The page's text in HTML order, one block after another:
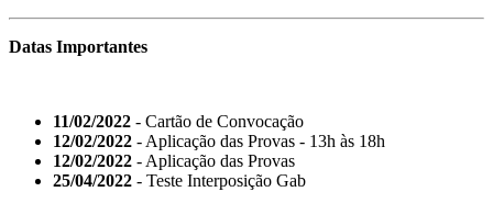
Datas Importantes
11/02/2022 - Cartão de Convocação
12/02/2022 - Aplicação das Provas - 13h às 18h
12/02/2022 - Aplicação das Provas
25/04/2022 - Teste Interposição Gab